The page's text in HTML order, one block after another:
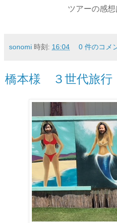
ツアーの感想
sonomi 時刻: 16:04 0 件のコメ
橋本様 ３世代旅行